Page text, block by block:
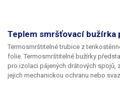
Teplem smršťovací bužírka
Termosmrštitelné trubice z
folie. Termosmrštitelné bužírky
pro izolaci pájených drátových spojů,
jejich mechanickou ochranu nebo